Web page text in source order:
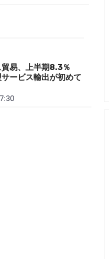
易、上半期8.3％
ービス輸出が初めて